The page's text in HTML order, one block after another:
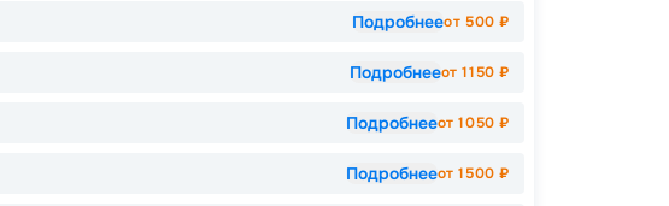
Подробнееот 500 ₽
Подробнееот1150 ₽
Подробнееот1050 ₽
Подробнееот1500 ₽